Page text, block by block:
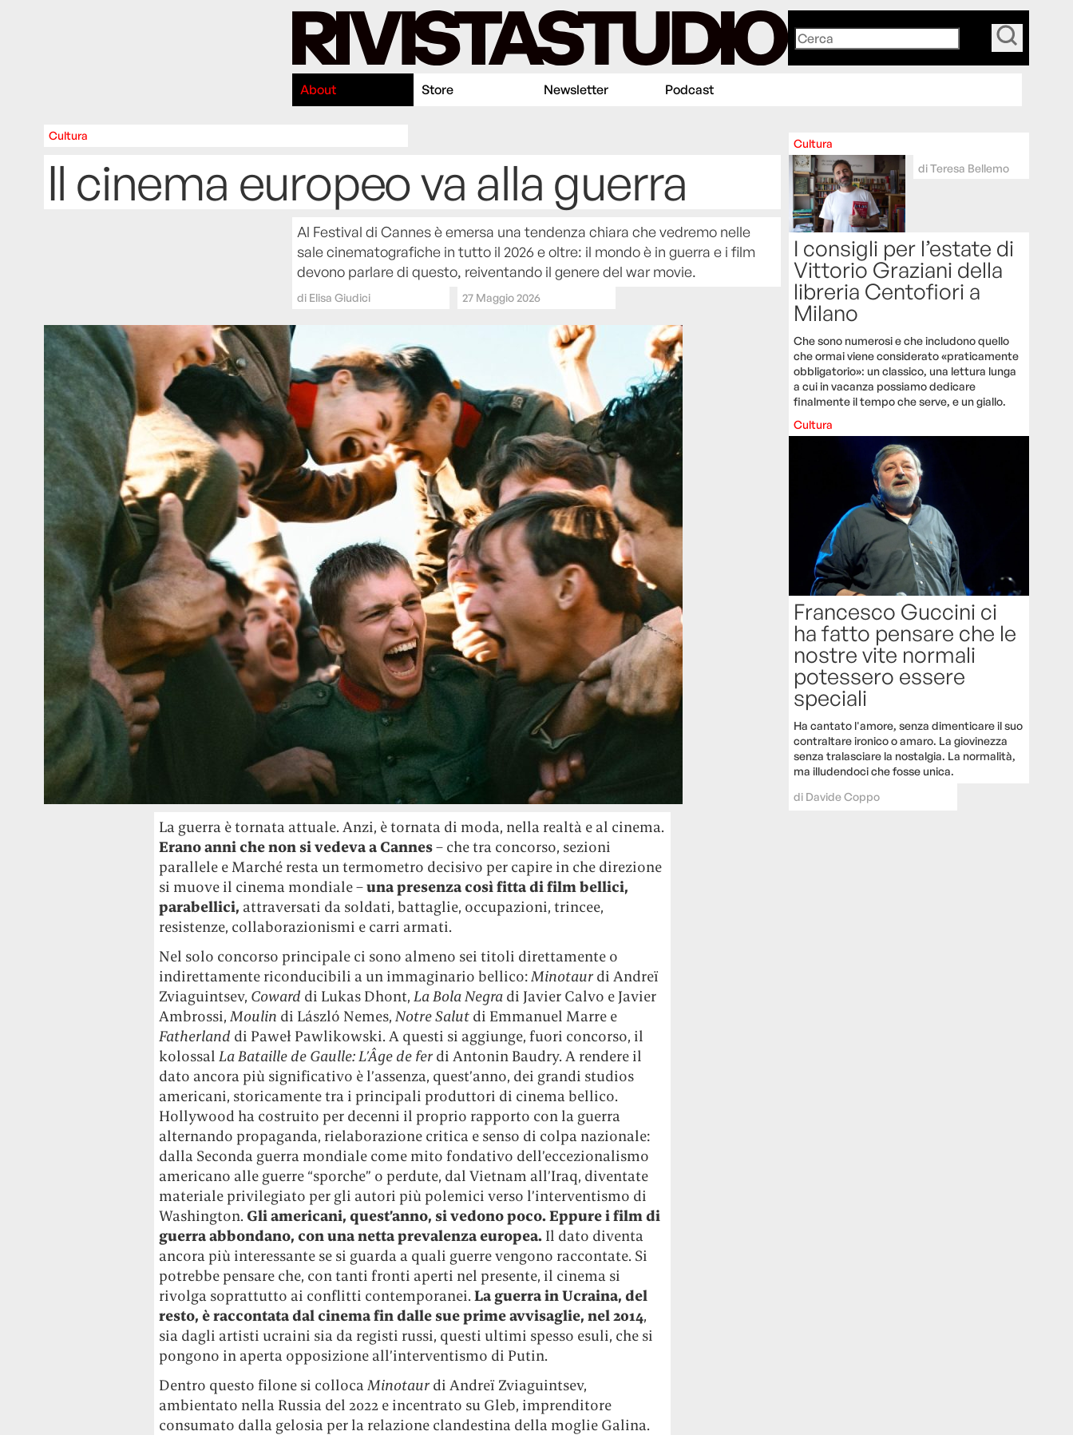
About Store Newsletter Podcast
Cultura
Il cinema europeo va alla guerra
Al Festival di Cannes è emersa una tendenza chiara che vedremo nelle
sale cinematografiche in tutto il 2026 e oltre: il mondo è in guerra e i film
devono parlare di questo, reiventando il genere del war movie.
di Elisa Giudici 27 Maggio 2026
La guerra è tornata attuale. Anzi, è tornata di moda, nella realtà e al cinema.
Erano anni che non si vedeva a Cannes– che tra concorso, sezioni
parallele e Marché resta un termometro decisivo per capire in che direzione
si muove il cinema mondiale –una presenza così fitta di film bellici,
parabellici, attraversati da soldati, battaglie, occupazioni, trincee,
resistenze, collaborazionismi e carri armati.
Nel solo concorso principale ci sono almeno sei titoli direttamente o
indirettamente riconducibili a un immaginario bellico:Minotaur di Andreï
Zviaguintsev, Coward di Lukas Dhont,La Bola Negra di Javier Calvo e Javier
Ambrossi,Moulin di László Nemes,Notre Salut di Emmanuel Marre e
Fatherland di Paweł Pawlikowski. A questi si aggiunge, fuori concorso, il
kolossalLa Bataille de Gaulle: L’Âge de fer di Antonin Baudry. A rendere il
dato ancora più significativo è l’assenza, quest’anno, dei grandi studios
americani, storicamente tra i principali produttori di cinema bellico.
Hollywood ha costruito per decenni il proprio rapporto con la guerra
alternando propaganda, rielaborazione critica e senso di colpa nazionale:
dalla Seconda guerra mondiale come mito fondativo dell’eccezionalismo
americano alle guerre “sporche” o perdute, dal Vietnam all’Iraq, diventate
materiale privilegiato per gli autori più polemici verso l’interventismo di
Washington.Gli americani, quest’anno, si vedono poco.Eppure i film di
guerra abbondano, con una netta prevalenza europea. Il dato diventa
ancora più interessante se si guarda a quali guerre vengono raccontate. Si
potrebbe pensare che, con tanti fronti aperti nel presente, il cinema si
rivolga soprattutto ai conflitti contemporanei.La guerra in Ucraina, del
resto, è raccontata dal cinema fin dalle sue prime avvisaglie, nel 2014,
sia dagli artisti ucraini sia da registi russi, questi ultimi spesso esuli, che si
pongono in aperta opposizione all’interventismo di Putin.
Dentro questo filone si collocaMinotaur di Andreï Zviaguintsev,
ambientato nella Russia del 2022 e incentrato su Gleb, imprenditore
consumato dalla gelosia per la relazione clandestina della moglie Galina.
Cultura
diTeresa Bellemo
I consigli per l’estate di
Vittorio Graziani della
libreria Centofiori a
Milano
Che sono numerosi e che includono quello
che ormai viene considerato «praticamente
obbligatorio»: un classico, una lettura lunga
a cui in vacanza possiamo dedicare
finalmente il tempo che serve, e un giallo.
Cultura
Francesco Guccini ci
ha fatto pensare che le
nostre vite normali
potessero essere
speciali
Ha cantato l'amore, senza dimenticare il suo
contraltare ironico o amaro. La giovinezza
senza tralasciare la nostalgia. La normalità,
ma illudendoci che fosse unica.
di Davide Coppo